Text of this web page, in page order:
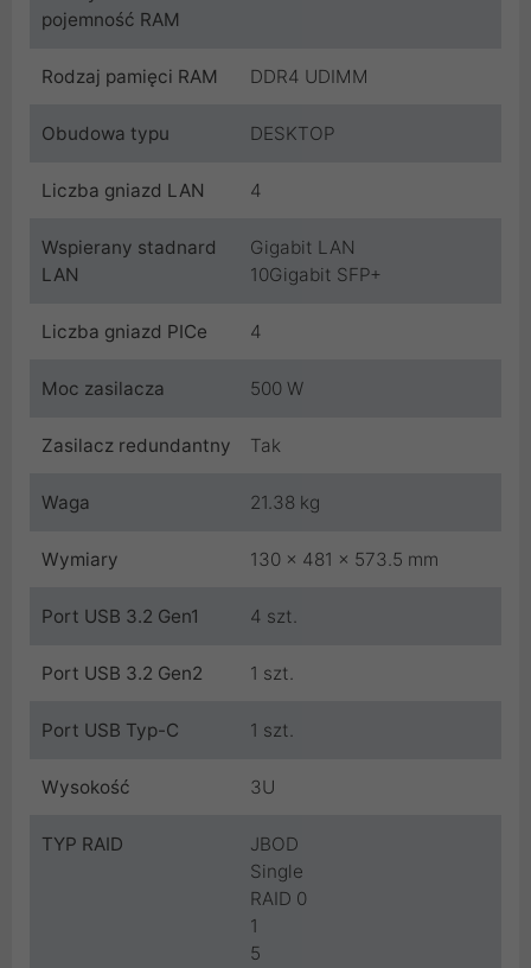
pojemność RAM
Rodzaj pamięci RAM DDR4 UDIMM
Obudowa typu DESKTOP
Liczba gniazd LAN 4
Wspierany stadnard
LAN
Gigabit LAN
10Gigabit SFP+
Liczba gniazd PICe 4
Moc zasilacza 500 W
Zasilacz redundantny Tak
Waga 21.38 kg
Wymiary 130 x 481 x 573.5 mm
Port USB 3.2 Gen1 4 szt.
Port USB 3.2 Gen2 1 szt.
Port USB Typ-C 1 szt.
Wysokość 3U
TYP RAID
JBOD
Single
RAID 0
1
5